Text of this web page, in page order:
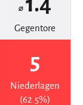
⌀
Gegentore
5
Niederlagen
(62.5%)